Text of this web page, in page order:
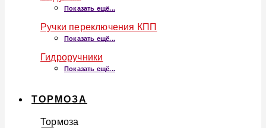
Показать ещё...
Ручки переключения КПП
Показать ещё...
Гидроручники
Показать ещё...
ТОРМОЗА
Тормоза